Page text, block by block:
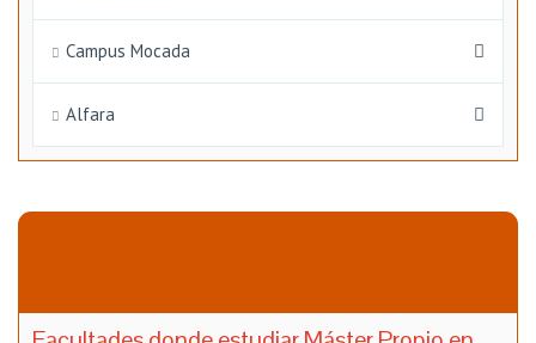
Campus Mocada
Alfara